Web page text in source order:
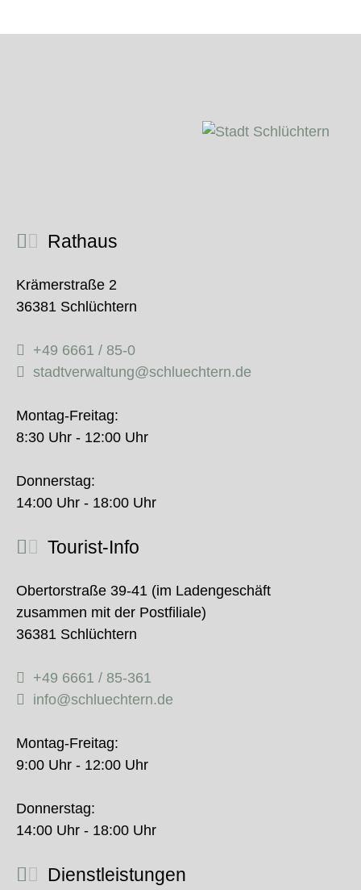
Rathaus
Krämerstraße 2
36381 Schlüchtern
+49 6661 / 85-0
stadtverwaltung@schluechtern.de
Montag-Freitag:
8:30 Uhr - 12:00 Uhr
Donnerstag:
14:00 Uhr - 18:00 Uhr
Tourist-Info
Obertorstraße 39-41 (im Ladengeschäft
zusammen mit der Postfiliale)
36381 Schlüchtern
+49 6661 / 85-361
info@schluechtern.de
Montag-Freitag:
9:00 Uhr - 12:00 Uhr
Donnerstag:
14:00 Uhr - 18:00 Uhr
Dienstleistungen